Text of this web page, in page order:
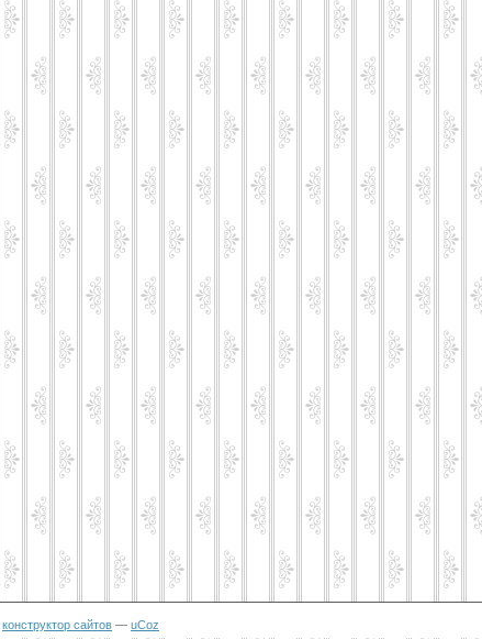
конструктор сайтов — uCoz